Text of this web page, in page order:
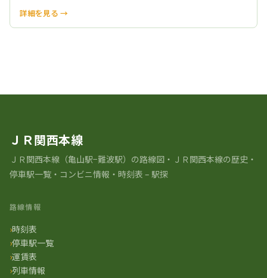
詳細を見る →
ＪＲ関西本線
ＪＲ関⻄本線（亀山駅−難波駅）の路線図・ＪＲ関西本線の歴史・
停車駅一覧・コンビニ情報・時刻表 – 駅探
路線情報
時刻表
停車駅一覧
運賃表
列車情報